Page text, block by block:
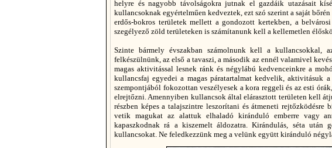
helyre és nagyobb távolságokra jutnak el gazdáik utazásait
kullancsoknak egyértelműen kedveztek, ezt szó szerint a saját
erdős-bokros területek mellett a gondozott kertekben, a
szegélyező zöld területeken is számítanunk kell a kellemetlen
Szinte bármely évszakban számolnunk kell a kullancsokkal,
felkészülnünk, az első a tavaszi, a második az ennél valamivel
magas aktivitással lesnek ránk és négylábú kedvenceinkre a
kullancsfaj egyedei a magas páratartalmat kedvelik, aktivitásuk
szempontjából fokozottan veszélyesek a kora reggeli és az esti
elrejtőzni. Amennyiben kullancsok által elárasztott területen kell
részben képes a talajszintre leszorítani és átmeneti
vetik magukat az alattuk elhaladó kiránduló emberre vagy
kapaszkodnak rá a kiszemelt áldozatra. Kirándulás, séta
kullancsokat. Ne feledkezzünk meg a velünk együtt kiránduló